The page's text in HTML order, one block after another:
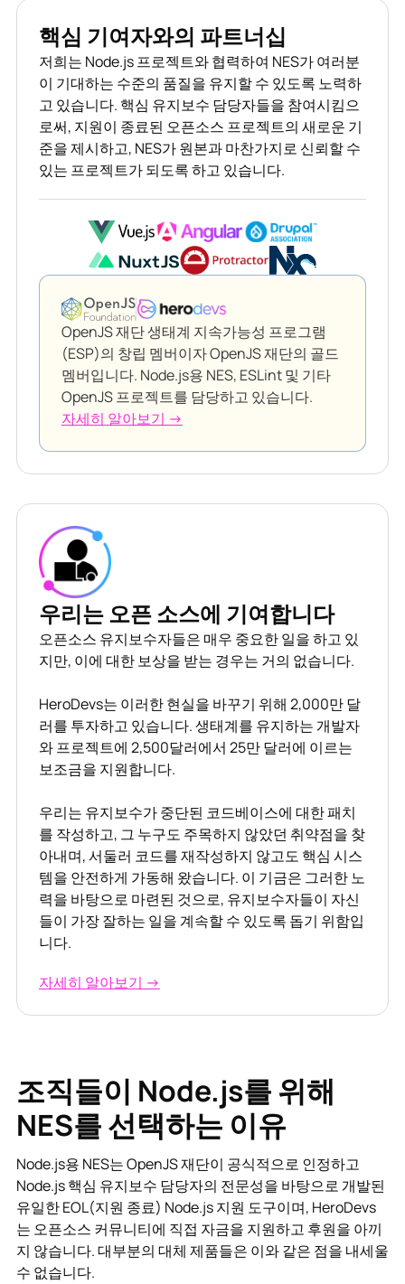
핵심 기여자와의 파트너십
저희는 Node.js 프로젝트와 협력하여 NES가 여러분
이 기대하는 수준의 품질을 유지할 수 있도록 노력하
고 있습니다. 핵심 유지보수 담당자들을 참여시킴으
로써, 지원이 종료된 오픈소스 프로젝트의 새로운 기
준을 제시하고, NES가 원본과 마찬가지로 신뢰할 수
있는 프로젝트가 되도록 하고 있습니다.
OpenJS 재단 생태계 지속가능성 프로그램
(ESP)의 창립 멤버이자 OpenJS 재단의 골드
멤버입니다. Node.js용 NES, ESLint 및 기타
OpenJS 프로젝트를 담당하고 있습니다.
자세히 알아보기 →
우리는 오픈 소스에 기여합니다
오픈소스 유지보수자들은 매우 중요한 일을 하고 있
지만, 이에 대한 보상을 받는 경우는 거의 없습니다.
HeroDevs는 이러한 현실을 바꾸기 위해 2,000만 달
러를 투자하고 있습니다. 생태계를 유지하는 개발자
와 프로젝트에 2,500달러에서 25만 달러에 이르는
보조금을 지원합니다.
우리는 유지보수가 중단된 코드베이스에 대한 패치
를 작성하고, 그 누구도 주목하지 않았던 취약점을 찾
아내며, 서둘러 코드를 재작성하지 않고도 핵심 시스
템을 안전하게 가동해 왔습니다. 이 기금은 그러한 노
력을 바탕으로 마련된 것으로, 유지보수자들이 자신
들이 가장 잘하는 일을 계속할 수 있도록 돕기 위함입
니다.
자세히 알아보기 →
조직들이 Node.js를 위해
NES를 선택하는 이유
Node.js용 NES는 OpenJS 재단이 공식적으로 인정하고
Node.js 핵심 유지보수 담당자의 전문성을 바탕으로 개발된
유일한 EOL(지원 종료) Node.js 지원 도구이며, HeroDevs
는 오픈소스 커뮤니티에 직접 자금을 지원하고 후원을 아끼
지 않습니다. 대부분의 대체 제품들은 이와 같은 점을 내세울
수 없습니다.